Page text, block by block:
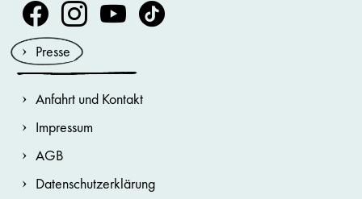
Volksoper Facebook
Volksoper Instagram
Volksoper Youtube
Volksoper TikTok
Presse
Anfahrt und Kontakt
Impressum
AGB
Datenschutzerklärung